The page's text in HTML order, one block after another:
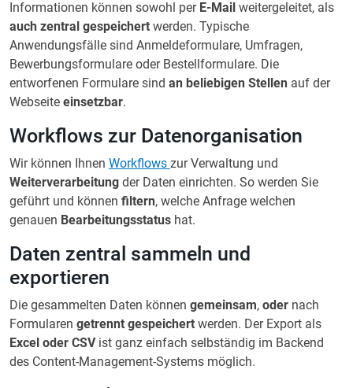
Informationen können sowohl per E-Mail weitergeleitet, als
auch zentral gespeichert werden. Typische
Anwendungsfälle sind Anmeldeformulare, Umfragen,
Bewerbungsformulare oder Bestellformulare. Die
entworfenen Formulare sind an beliebigen Stellen auf der
Webseite einsetzbar.
Workflows zur Datenorganisation
Wir können Ihnen Workflows zur Verwaltung und
Weiterverarbeitung der Daten einrichten. So werden Sie
geführt und können filtern, welche Anfrage welchen
genauen Bearbeitungsstatus hat.
Daten zentral sammeln und
exportieren
Die gesammelten Daten können gemeinsam, oder nach
Formularen getrennt gespeichert werden. Der Export als
Excel oder CSVist ganz einfach selbständig im Backend
des Content-Management-Systems möglich.